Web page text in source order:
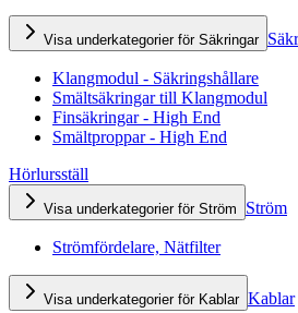
Visa underkategorier för Säkringar
Klangmodul - Säkringshållare
Smältsäkringar till Klangmodul
Finsäkringar - High End
Smältproppar - High End
Hörlursställ
Visa underkategorier för Ström Ström
Strömfördelare, Nätfilter
Visa underkategorier för Kablar Kablar